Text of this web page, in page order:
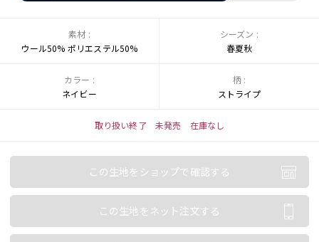
素材 :
ウール50% ポリエステル50%
シーズン :
春夏秋
カラー :
ネイビー
柄 :
ストライプ
取り扱い終了 未発売 在庫なし
この生地をショップで確認する
この生地をネット注文する